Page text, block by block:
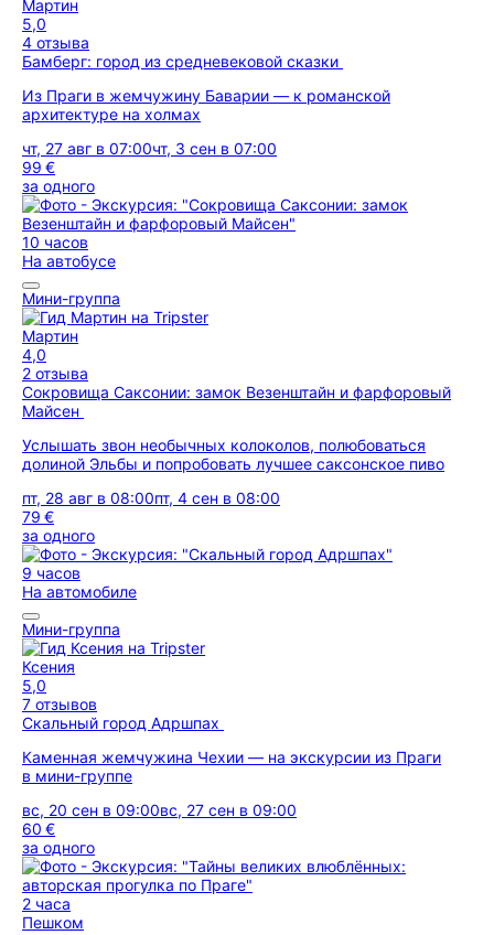
Мартин
5,0
4 отзыва
Бамберг: город из средневековой сказки
Из Праги в жемчужину Баварии — к романской
архитектуре на холмах
чт, 27 авг в 07:00чт, 3 сен в 07:00
99 €
за одного
10 часов
На автобусе
Мини-группа
Мартин
4,0
2 отзыва
Сокровища Саксонии: замок Везенштайн и фарфоровый
Майсен
Услышать звон необычных колоколов, полюбоваться
долиной Эльбы и попробовать лучшее саксонское пиво
пт, 28 авг в 08:00пт, 4 сен в 08:00
79 €
за одного
9 часов
На автомобиле
Мини-группа
Ксения
5,0
7 отзывов
Скальный город Адршпах
Каменная жемчужина Чехии — на экскурсии из Праги
в мини-группе
вс, 20 сен в 09:00вс, 27 сен в 09:00
60 €
за одного
2 часа
Пешком